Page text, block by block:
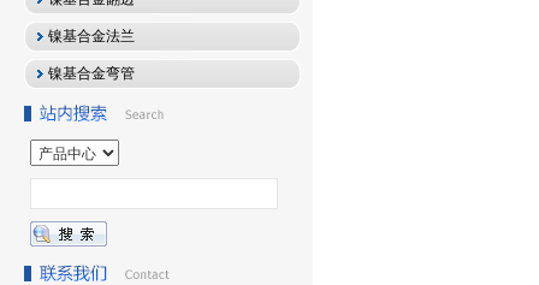
镍基合金法兰
镍基合金弯管